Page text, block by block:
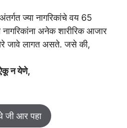
ज्या नागरिकांचे वय 65
नागरिकांना अनेक शारीरिक आजार
जावे लागत असते. जसे की,
ऐकू न येणे,
जी आर पहा